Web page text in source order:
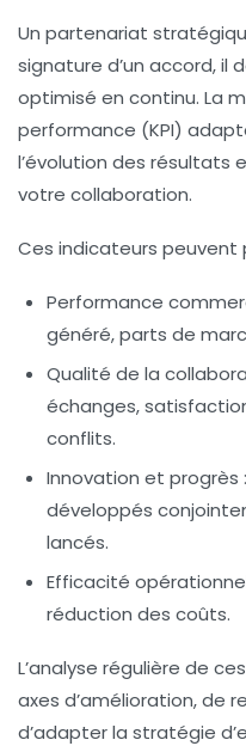
Un partenariat
signature d’un accord, il
optimisé en continu. La
performance (KPI)
l’évolution des résultats
votre collaboration.
Ces indicateurs peuvent
Performance
généré, parts de
Qualité de la
échanges,
conflits.
Innovation et progrès :
développés
lancés.
Efficacité
réduction des coûts.
L’analyse régulière de
axes d’amélioration, de
d’adapter la stratégie